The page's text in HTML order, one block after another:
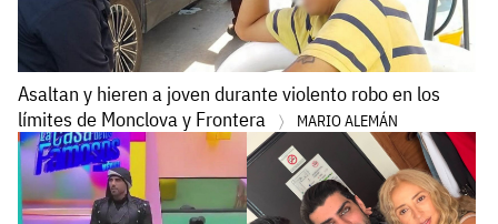
Asaltan y hieren a joven durante violento robo en los
límites de Monclova y Frontera
MARIO ALEMÁN